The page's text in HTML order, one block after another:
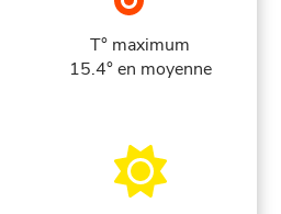
T° maximum
15.4° en moyenne